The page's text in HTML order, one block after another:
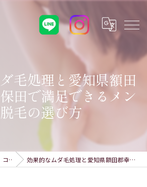
毛処理と愛知県額田
田で満足できるメン
毛の選び方
コラム 効果的なムダ毛処理と愛知県額田郡幸田町久保田で満足できるメンズ脱毛の選び方